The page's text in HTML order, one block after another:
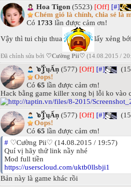
Hoa Tigon (5523) [Off] [#]
Chém gió là chính, chia sẻ là
Có 1733 lần được cảm ơn!
Vậy thì tui chịu thua lấy xẻng
Đã chỉnh sửa bởi ♡Cường Pii♡ (14.08.2015 /
๖ۣۜȚųẤņ (577) [Off] [#]
Oops!
Có 65 lần được cảm ơn!
Hack bằng game killer xong bị lỗi ko vào
๖ۣۜȚųẤņ (577) [Off] [#]
Oops!
Có 65 lần được cảm ơn!
# ♡Cường Pii♡ (14.08.2015 / 19:57)
Quí vị hãy thử link nầy nhé
Mod full tiền
https://userscloud.com/uktb0llsbji1
Bản này là game khác rồi